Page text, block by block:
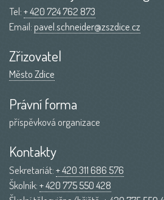
Tel:+ 420 724 762 873
Email:pavel.schneider@zszdice.cz
Zřizovatel
Město Zdice
Právní forma
příspěvková organizace
Kontakty
Sekretariát:+ 420 311 686 576
Školník:+ 420 775 550 428